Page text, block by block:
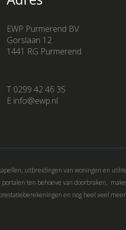
EWP Purmerend BV
Gorslaan 12
1441 RG Purmerend
T 0299 42 46 35
E info@ewp.nl
uitbreidingen van woningen en
ten behoeve van doorbraken,
en nog heel veel